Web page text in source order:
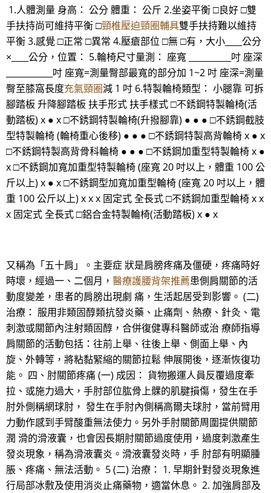
1.人體測量 身高： 公分 體重： 公斤 2.坐姿平衡 □良好 □雙
手扶持尚可維持平衡 □頸椎壓迫頸圈輔具雙手扶持難以維持
平衡 3.感覺 □正常 □異常 4.壓瘡部位 □無 □有，大小____公分
×____公分，位置： 5.輪椅尺寸量測： 座寬 __________吋 座深
___________吋 座寬=測量臀部最寬的部分加 1~2 吋 座深=測量
臀至膝窩長度充氣頸圈減 1 吋 6.特製輪椅類型： 小腿靠 可拆
腳踏板 升降腳踏板 扶手形式 扶手樣式 □不銹鋼特製輪椅(活
動踏板) x ● x □不銹鋼特製輪椅(升撥腳靠) ● ● ● □不銹鋼截肢
型特製輪椅 (輪椅重心後移) ● ● ● □不銹鋼特製高背輪椅 x ● x
□不銹鋼特製高背骨科輪椅 ● ● ● □不銹鋼加重型特製輪椅 x ●
x □不銹鋼加寬加重型特製輪椅 (座寬 20 吋以上，體重 100 公
斤以上) x ● x □不銹鋼型加寬加重型輪椅 (座寬 20 吋以上，體
重 100 公斤以上) x x x 固定式 全長式 □不銹鋼加重型輪椅 x x
x 固定式 全長式 □鋁合金特製輪椅(活動踏板) x ● x
又稱為「五十肩」。主要症 狀是肩膀疼痛及僵硬，疼痛時好
時壞，經過一、二個月， 醫療護腰背架推薦患側肩關節的活
動度變差，患者的肩膀出現劇 痛，生活起居受到影響。 (二)
治療： 服用非類固醇類抗發炎藥、止痛劑、熱療、針灸、電
刺激或關節內注射類固醇，合併復健專科醫師或治 療師指導
肩關節的活動包括：往前上舉、往後上舉、側面上舉、內
旋、外轉等，將粘黏緊縮的關節拉鬆 伸展開後，逐漸恢復功
能。 四、肘關節疼痛 (一) 成因： 貨物搬運人員反覆過度牽
拉、或施力過大，手肘部位肱骨上髁的肌腱損傷，發生在手
肘外側稱網球肘， 發生在手肘內側稱高爾夫球肘，當前臂用
力動作感到手臂酸重無法使力。另外手肘關節周圍提供關節
潤 滑的滑液囊，也會因長期肘關節過度使用，過度刺激產生
發炎現象，稱為滑液囊炎。滑液囊發炎時，手 肘部有明顯腫
脹、疼痛、無法活動。 5 (二) 治療： 1. 早期針對發炎現象進
行局部冰敷及使用消炎止痛藥物，適當休息。 2. 加強肩部及